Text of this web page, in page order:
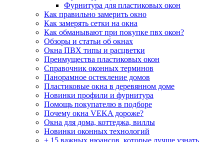
Фурнитура для пластиковых окон
Как правильно замерить окно
Как замерять сетки на окна
Как обманывают при покупке пвх окон?
Обзоры и статьи об окнах
Окна ПВХ типы и расцветки
Преимущества пластиковых окон
Справочник оконных терминов
Панорамное остекление домов
Пластиковые окна в деревянном доме
Новинки профили и фурнитура
Помощь покупателю в подборе
Почему окна VEKA дороже?
Окна для дома, коттеджа, виллы
Новинки оконных технологий
+ 15 важных нюансов, которые лучше узнать